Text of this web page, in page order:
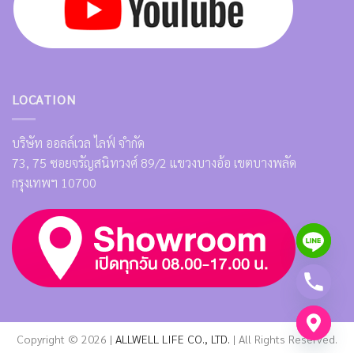
LOCATION
บริษัท ออลล์เวล ไลฟ์ จำกัด
73, 75 ซอยจรัญสนิทวงศ์ 89/2 แขวงบางอ้อ เขตบางพลัด
กรุงเทพฯ 10700
Copyright © 2026 | ALLWELL LIFE CO., LTD. | All Rights Reserved.